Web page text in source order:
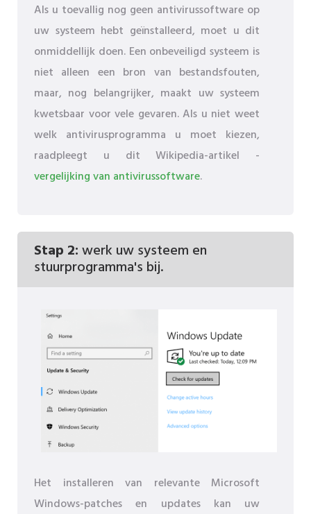
Als u toevallig nog geen antivirussoftware op
uw systeem hebt geïnstalleerd, moet u dit
onmiddellijk doen. Een onbeveiligd systeem is
niet alleen een bron van bestandsfouten,
maar, nog belangrijker, maakt uw systeem
kwetsbaar voor vele gevaren. Als u niet weet
welk antivirusprogramma u moet kiezen,
raadpleegt u dit Wikipedia-artikel -
vergelijking van antivirussoftware.
Stap 2:werk uw systeem en
stuurprogramma's bij.
Het installeren van relevante Microsoft
Windows-patches en updates kan uw